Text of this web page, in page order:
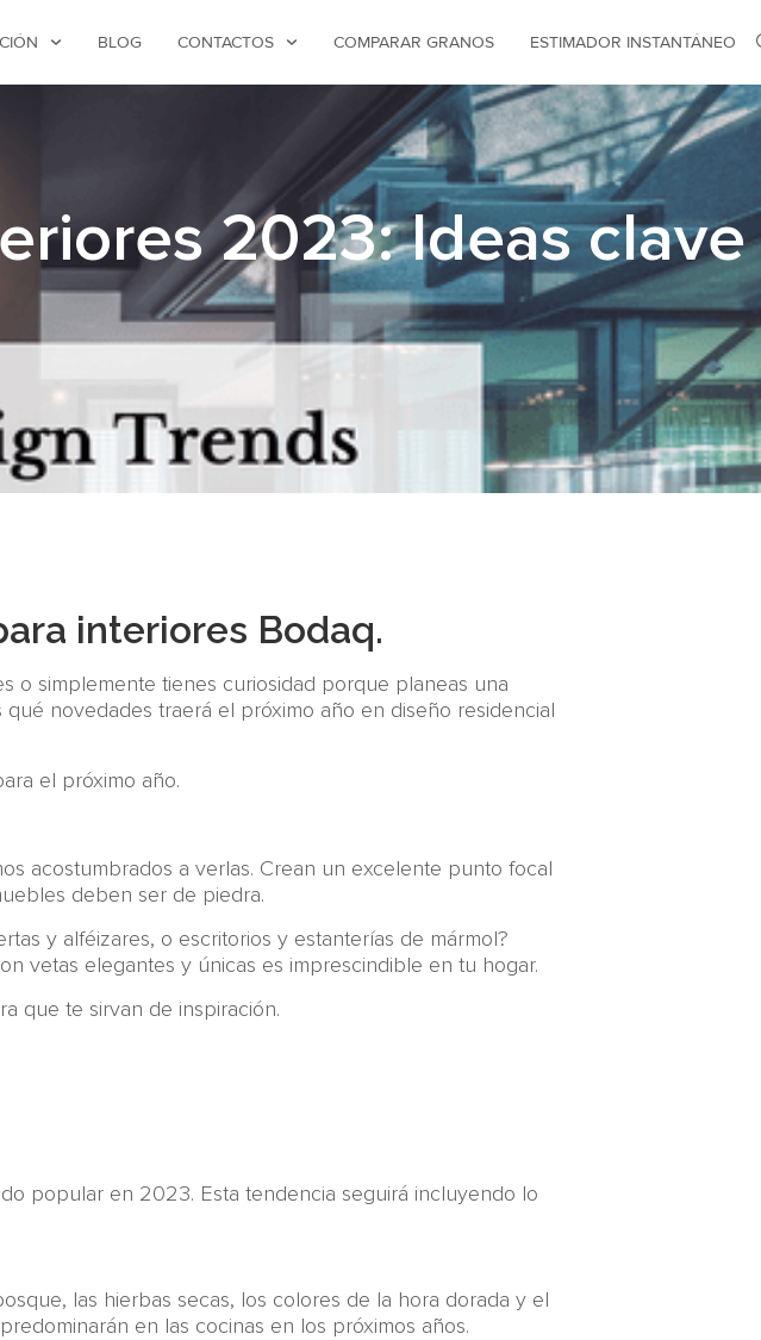
BLOG CONTACTOS COMPARAR GRANOS ESTIMADOR INSTANTÁNEO
2023: Ideas clave
interiores Bodaq.
o simplemente tienes curiosidad porque planeas una
novedades traerá el próximo año en diseño residencial
el próximo año.
acostumbrados a verlas. Crean un excelente punto focal
deben ser de piedra.
y alféizares, o escritorios y estanterías de mármol?
vetas elegantes y únicas es imprescindible en tu hogar.
que te sirvan de inspiración.
popular en 2023. Esta tendencia seguirá incluyendo lo
las hierbas secas, los colores de la hora dorada y el
en las cocinas en los próximos años.